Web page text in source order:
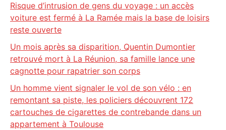
Risque d’intrusion de gens du voyage : un accès
voiture est fermé à La Ramée mais la base de loisirs
reste ouverte
Un mois après sa disparition, Quentin Dumontier
retrouvé mort à La Réunion, sa famille lance une
cagnotte pour rapatrier son corps
Un homme vient signaler le vol de son vélo : en
remontant sa piste, les policiers découvrent 172
cartouches de cigarettes de contrebande dans un
appartement à Toulouse